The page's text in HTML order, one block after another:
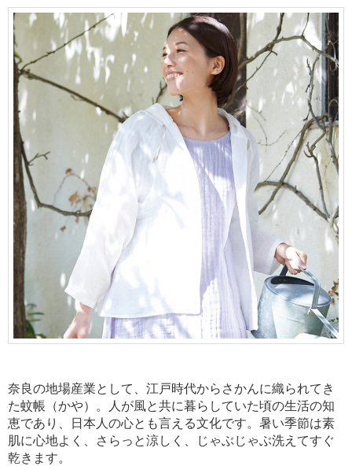
奈良の地場産業として、江戸時代からさかんに織られてき
た蚊帳（かや）。
人が風と共に暮らしていた頃の生活の知
恵であり、日本人の心とも言える文化です。 暑い季節は素
肌に心地よく、さらっと涼しく、じゃぶじゃぶ洗えてすぐ
乾きます。